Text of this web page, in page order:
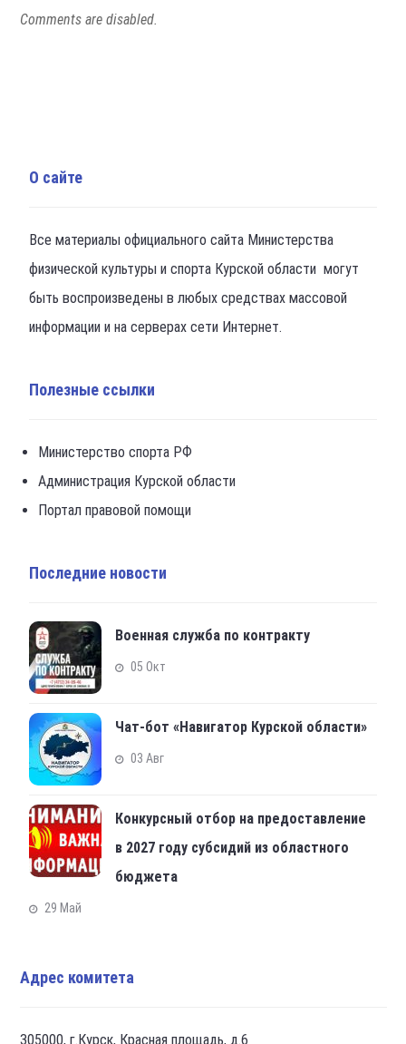
Comments are disabled.
О сайте
Все материалы официального сайта Министерства
физической культуры и спорта Курской области могут
быть воспроизведены в любых средствах массовой
информации и на серверах сети Интернет.
Полезные ссылки
Министерство спорта РФ
Администрация Курской области
Портал правовой помощи
Последние новости
Военная служба по контракту
05 Окт
Чат-бот «Навигатор Курской области»
03 Авг
Конкурсный отбор на предоставление
в 2027 году субсидий из областного
бюджета
29 Май
Адрес комитета
305000, г.Курск, Красная площадь, д.6